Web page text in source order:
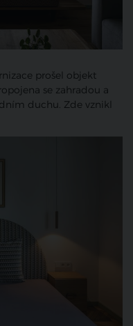
prošel objekt
se zahradou a
duchu. Zde vznikl